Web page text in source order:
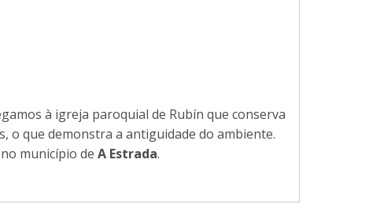
à igreja paroquial de Rubín que conserva
o que demonstra a antiguidade do ambiente.
município de A Estrada.